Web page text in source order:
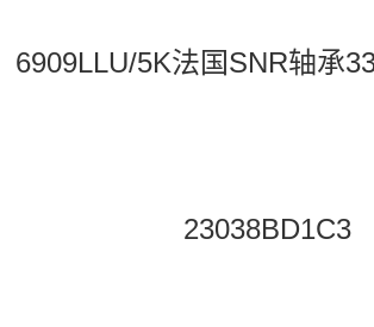
6909LLU/5K法国SNR轴承
23038BD1C3